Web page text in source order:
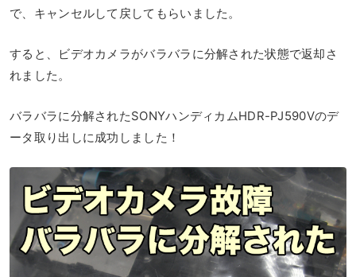
で、キャンセルして戻してもらいました。
すると、ビデオカメラがバラバラに分解された状態で返却さ
れました。
バラバラに分解されたSONYハンディカムHDR-PJ590Vのデ
ータ取り出しに成功しました！